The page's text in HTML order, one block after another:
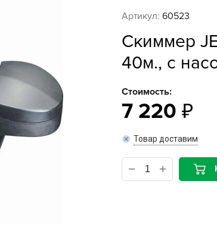
Артикул: 60523
Скиммер
40м., с
Стоимость:
7 220
Товар доставим